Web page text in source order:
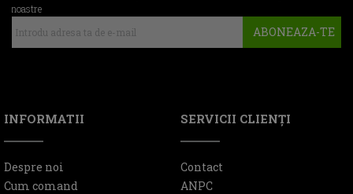
noastre
ABONEAZA-TE
INFORMATII
Despre noi
Cum comand
SERVICII CLIENŢI
Contact
ANPC